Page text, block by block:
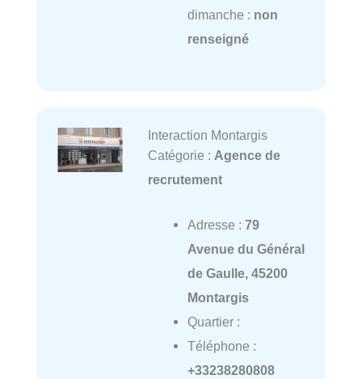
dimanche : non
renseigné
Interaction Montargis
Catégorie : Agence de
recrutement
Adresse : 79
Avenue du Général
de Gaulle, 45200
Montargis
Quartier :
Téléphone :
+33238280808